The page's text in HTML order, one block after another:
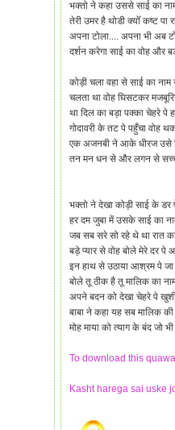
भक्तो ने कहा उससे साई का
तेरी उमर है थोडी क्योँ कष्ट पा
अपना टोला.... अपना भी अब
दर्शन करेगा साई का वोह और
कोड़ी चला वहा से साई का
चलता था वोह घिसटकर
था दिल का बड़ा पक्का चेहरे
गोदावरी के तट पे पहुँचा वोह
एक अजनबी ने आके धीरज उसे
तन मन धन से और लगन से सच्चा
भक्तो ने देखा कोड़ी साई के
हर दम जुबा में उसके साई का
जब सब सरे सो रहे थे था रात
बड़े प्यार से वोह बोले मेरे दर
इन हाथ से उठाया आश्रम पे जा
बोले तू ठीक है तू मालिक का
अपने बदन को देखा चेहरे पे
बाबा ने कहा यह सब मालिक की
मोह माया को त्याग के बंद जो
To download this
Kasht harega sai uske